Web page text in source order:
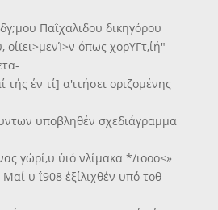
Παΐχαλιδου δικηγόρου
όπως χορΥΓτ,ίή"
τής έν τί] α'ιτήσει οριζομένης
υποβληθέν σχεδιάγραμμα
γώρί,υ ύιό νλίμακα */ιοοο<»
υ ΐ908 έξίλιχθέν υπό τοθ